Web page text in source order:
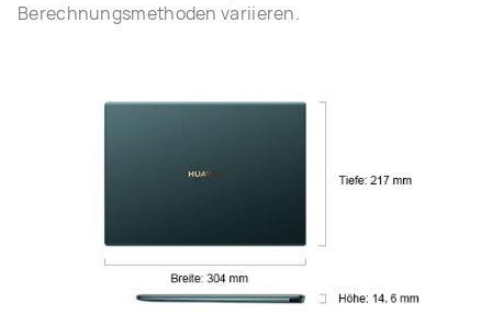
Berechnungsmethoden variieren.